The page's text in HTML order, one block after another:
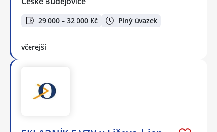
29 000 – 32 000 Kč Plný úvazek
včerejší